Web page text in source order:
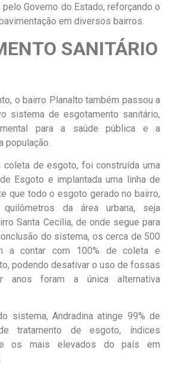
Governo do Estado, reforçando o
em diversos bairros.
SANITÁRIO
o bairro Planalto também passou a
sistema de esgotamento sanitário,
para a saúde pública e a
população.
de esgoto, foi construída uma
Esgoto e implantada uma linha de
que todo o esgoto gerado no bairro,
da área urbana, seja
Santa Cecília, de onde segue para
do sistema, os cerca de 500
a contar com 100% de coleta e
podendo desativar o uso de fossas
anos foram a única alternativa
sistema, Andradina atinge 99% de
tratamento de esgoto, índices
os mais elevados do país em